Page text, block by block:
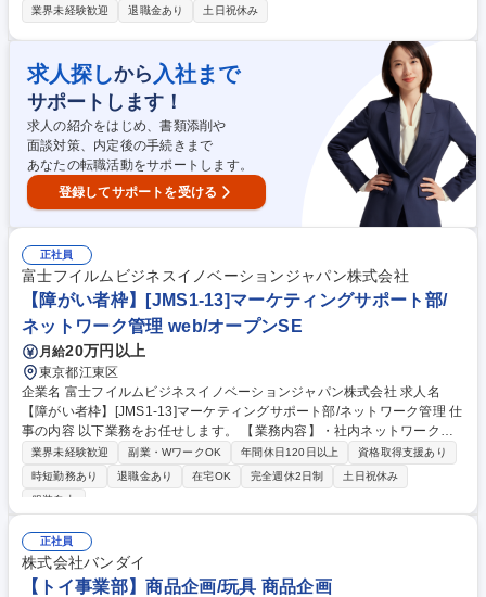
お客様のお声をより良い商品づくりに活かしていく上で、窓口となるお客
意見を、企業活動に活かしています。お客様からの声に迅速かつ誠意をも
って対応、情報提供するとともにグループ内活動に反映しています。 【具
体的には】電話応対、メール、お手紙対応、ご指摘品調査報告書作成、有
人チャットボット対応など。 【1日の対応件数】■電話：月間一人当たり
平均100件前後■メール・手紙：同上40件前後 募集職種 中野本社【お客様
相談室】お客様のお声をもとにより良い商品づくりへ貢献
業界未経験歓迎 退職金あり 土日祝休み
求人探しから 入社まで
サポートします！
求人の紹介をはじめ、書類添削や
面談対策、内定後の手続きまで
あなたの転職活動をサポートします。
登録してサポートを受ける
正社員
富士フイルムビジネスイノベーションジャパン株式会社
【障がい者枠】[JMS1-13]マーケティングサポート部/
ネットワーク管理 web/オープンSE
月給20万円以上
東京都江東区
企業名 富士フイルムビジネスイノベーションジャパン株式会社 求人名
【障がい者枠】[JMS1-13]マーケティングサポート部/ネットワーク管理 仕
事の内容 以下業務をお任せします。 【業務内容】・社内ネットワークお
よびシステムの運用/管理（SharePoint、サーバーサイドJava等）・部門
内の技術支援 ・社内ユーザーからの問合せ対応 ・その他、社内インフラ
運用/管理に関するサポート全般（見積書管理、他部門とのPC運用管理な
関連する様々な対応において、社内インフラ運用を維持できるよう当該業
務経験者の増員をしたいと考えております。 募集職種 【障がい者枠】[JM
S1-13]マーケティングサポート部/ネットワーク管理
業界未経験歓迎 副業・WワークOK 年間休日120日以上
資格取得支援あり
時短勤務あり
退職金あり 在宅OK 完全週休2日制
土日祝休み
服装自由
正社員
株式会社バンダイ
【トイ事業部】商品企画/玩具 商品企画